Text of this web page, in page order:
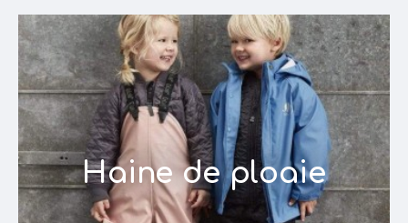
Haine de ploaie